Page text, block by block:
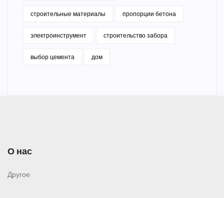
строительные материалы пропорции бетона
электроинструмент строительство забора
выбор цемента дом
О нас
Другое